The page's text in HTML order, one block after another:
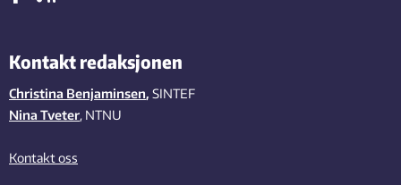
Kontakt redaksjonen
Christina Benjaminsen, SINTEF
Nina Tveter, NTNU
Kontakt oss